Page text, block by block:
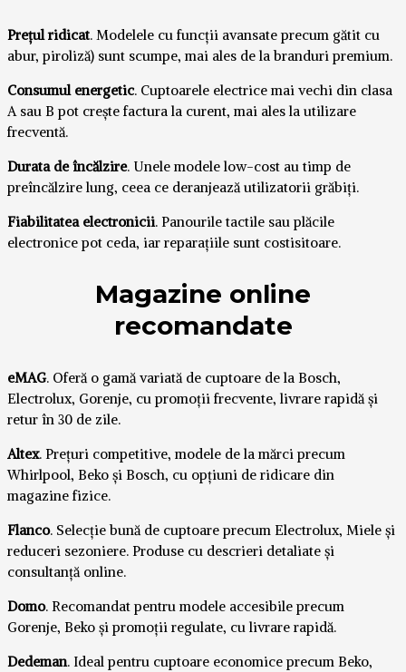
Prețul ridicat. Modelele cu funcții avansate precum gătit cu
abur, piroliză) sunt scumpe, mai ales de la branduri premium.
Consumul energetic. Cuptoarele electrice mai vechi din clasa
A sau B pot crește factura la curent, mai ales la utilizare
frecventă.
Durata de încălzire. Unele modele low-cost au timp de
preîncălzire lung, ceea ce deranjează utilizatorii grăbiți.
Fiabilitatea electronicii. Panourile tactile sau plăcile
electronice pot ceda, iar reparațiile sunt costisitoare.
Magazine online
recomandate
eMAG. Oferă o gamă variată de cuptoare de la Bosch,
Electrolux, Gorenje, cu promoții frecvente, livrare rapidă și
retur în 30 de zile.
Altex. Prețuri competitive, modele de la mărci precum
Whirlpool, Beko și Bosch, cu opțiuni de ridicare din
magazine fizice.
Flanco. Selecție bună de cuptoare precum Electrolux, Miele și
reduceri sezoniere. Produse cu descrieri detaliate și
consultanță online.
Domo. Recomandat pentru modele accesibile precum
Gorenje, Beko și promoții regulate, cu livrare rapidă.
Dedeman. Ideal pentru cuptoare economice precum Beko,